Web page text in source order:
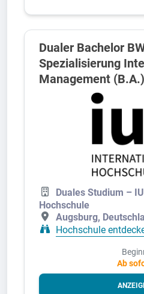
Dualer Bachelor
Spezialisierung
Management (B.A.)
Duales Studium –
Hochschule
Augsburg,
Hochschule
Ab